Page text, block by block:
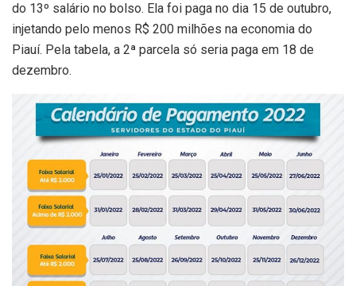
do 13º salário no bolso. Ela foi paga no dia 15 de outubro,
injetando pelo menos R$ 200 milhões na economia do
Piauí. Pela tabela, a 2ª parcela só seria paga em 18 de
dezembro.